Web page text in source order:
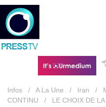
Infos / A La Une / Iran /
CONTINU
/ LE CHOIX DE